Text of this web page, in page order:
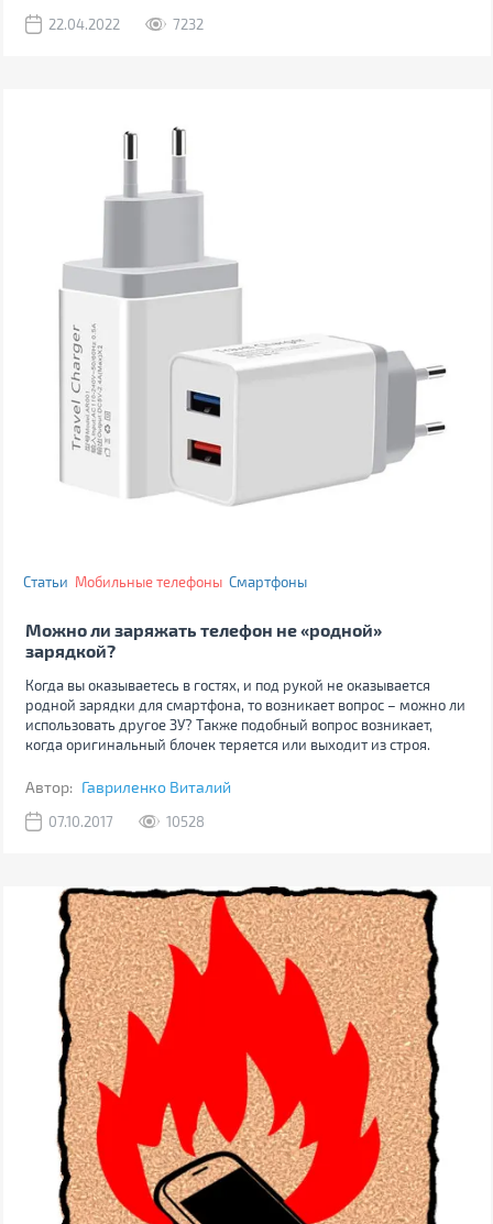
22.04.2022 7232
Статьи Мобильные телефоны Смартфоны
Можно ли заряжать телефон не «родной»
зарядкой?
Когда вы оказываетесь в гостях, и под рукой не оказывается
родной зарядки для смартфона, то возникает вопрос – можно ли
использовать другое ЗУ? Также подобный вопрос возникает,
когда оригинальный блочек теряется или выходит из строя.
Автор: Гавриленко Виталий
07.10.2017 10528